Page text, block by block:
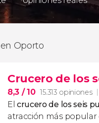
Oporto
Crucero de los
8,3 / 10 15.313 opiniones
Elcrucero de los seis
atracción más popular